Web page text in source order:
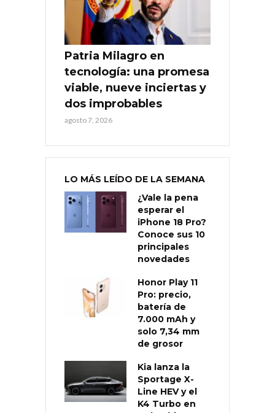
Patria Milagro en
tecnología: una promesa
viable, nueve inciertas y
dos improbables
agosto 7, 2026
LO MÁS LEÍDO DE LA SEMANA
¿Vale la pena
esperar el
iPhone 18 Pro?
Conoce sus 10
principales
novedades
Honor Play 11
Pro: precio,
batería de
7.000 mAh y
solo 7,34 mm
de grosor
Kia lanza la
Sportage X-
Line HEV y el
K4 Turbo en